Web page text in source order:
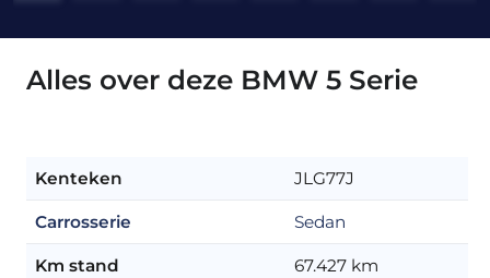
Alles over deze BMW 5 Serie
Kenteken JLG77J
Carrosserie Sedan
Km stand 67.427 km